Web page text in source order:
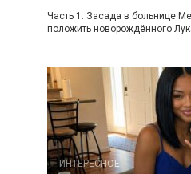
Часть 1: Засада в больнице
положить новорождённого
ИНТЕРЕСНОЕ